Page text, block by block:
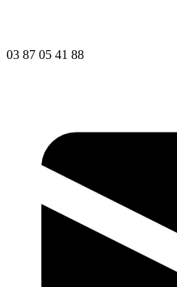
03 87 05 41 88